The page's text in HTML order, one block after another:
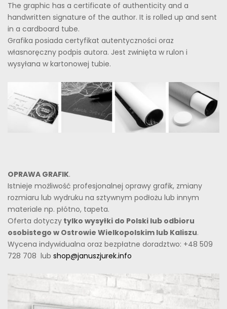
The graphic has a certificate of authenticity and a
handwritten signature of the author. It is rolled up and sent
in a cardboard tube.
Grafika posiada certyfikat autentyczności oraz
własnoręczny podpis autora. Jest zwinięta w rulon i
wysyłana w kartonowej tubie.
OPRAWA GRAFIK.
Istnieje możliwość profesjonalnej oprawy grafik, zmiany
rozmiaru lub wydruku na sztywnym podłożu lub innym
materiale np. płótno, tapeta.
Oferta dotyczy tylko wysyłki do Polski lub odbioru
osobistego w Ostrowie Wielkopolskim lub Kaliszu.
Wycena indywidualna oraz bezpłatne doradztwo: +48 509
728 708 lub shop@januszjurek.info